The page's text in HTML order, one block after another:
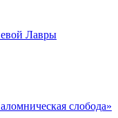
Лавры
слобода»